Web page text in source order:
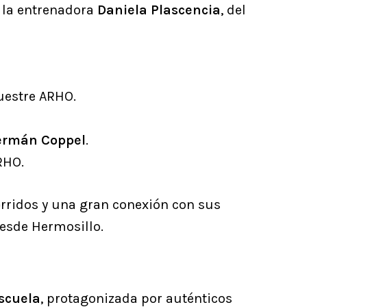
entrenadora Daniela Plascencia, del
ARHO.
Coppel.
y una gran conexión con sus
Hermosillo.
, protagonizada por auténticos